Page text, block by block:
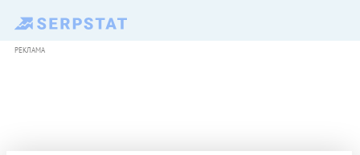
РЕКЛАМА